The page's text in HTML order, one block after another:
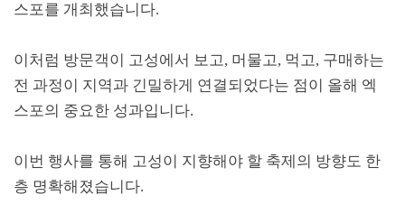
스포를 개최했습니다.
이처럼 방문객이 고성에서 보고, 머물고, 먹고, 구매하는
전 과정이 지역과 긴밀하게 연결되었다는 점이 올해 엑
스포의 중요한 성과입니다.
이번 행사를 통해 고성이 지향해야 할 축제의 방향도 한
층 명확해졌습니다.